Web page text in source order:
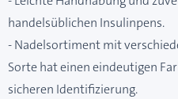
handelsüblichen Insulinpens.
- Nadelsortiment mit
Sorte hat einen eindeutigen
sicheren Identifizierung.